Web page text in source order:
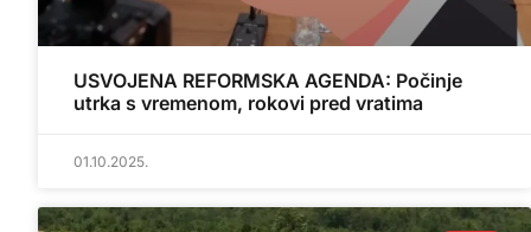
USVOJENA REFORMSKA AGENDA: Počinje
utrka s vremenom, rokovi pred vratima
01.10.2025.